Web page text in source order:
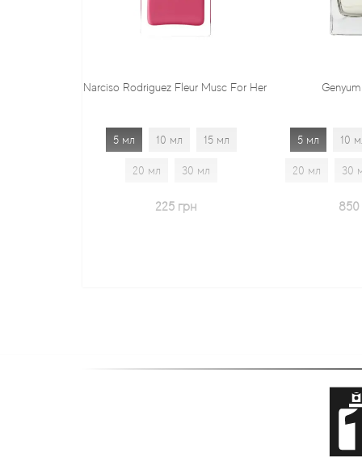
Rodriguez Fleur Musc For Her
15 мл
Genyum Painter
5 мл 15 мл
20 мл 1.7 мл